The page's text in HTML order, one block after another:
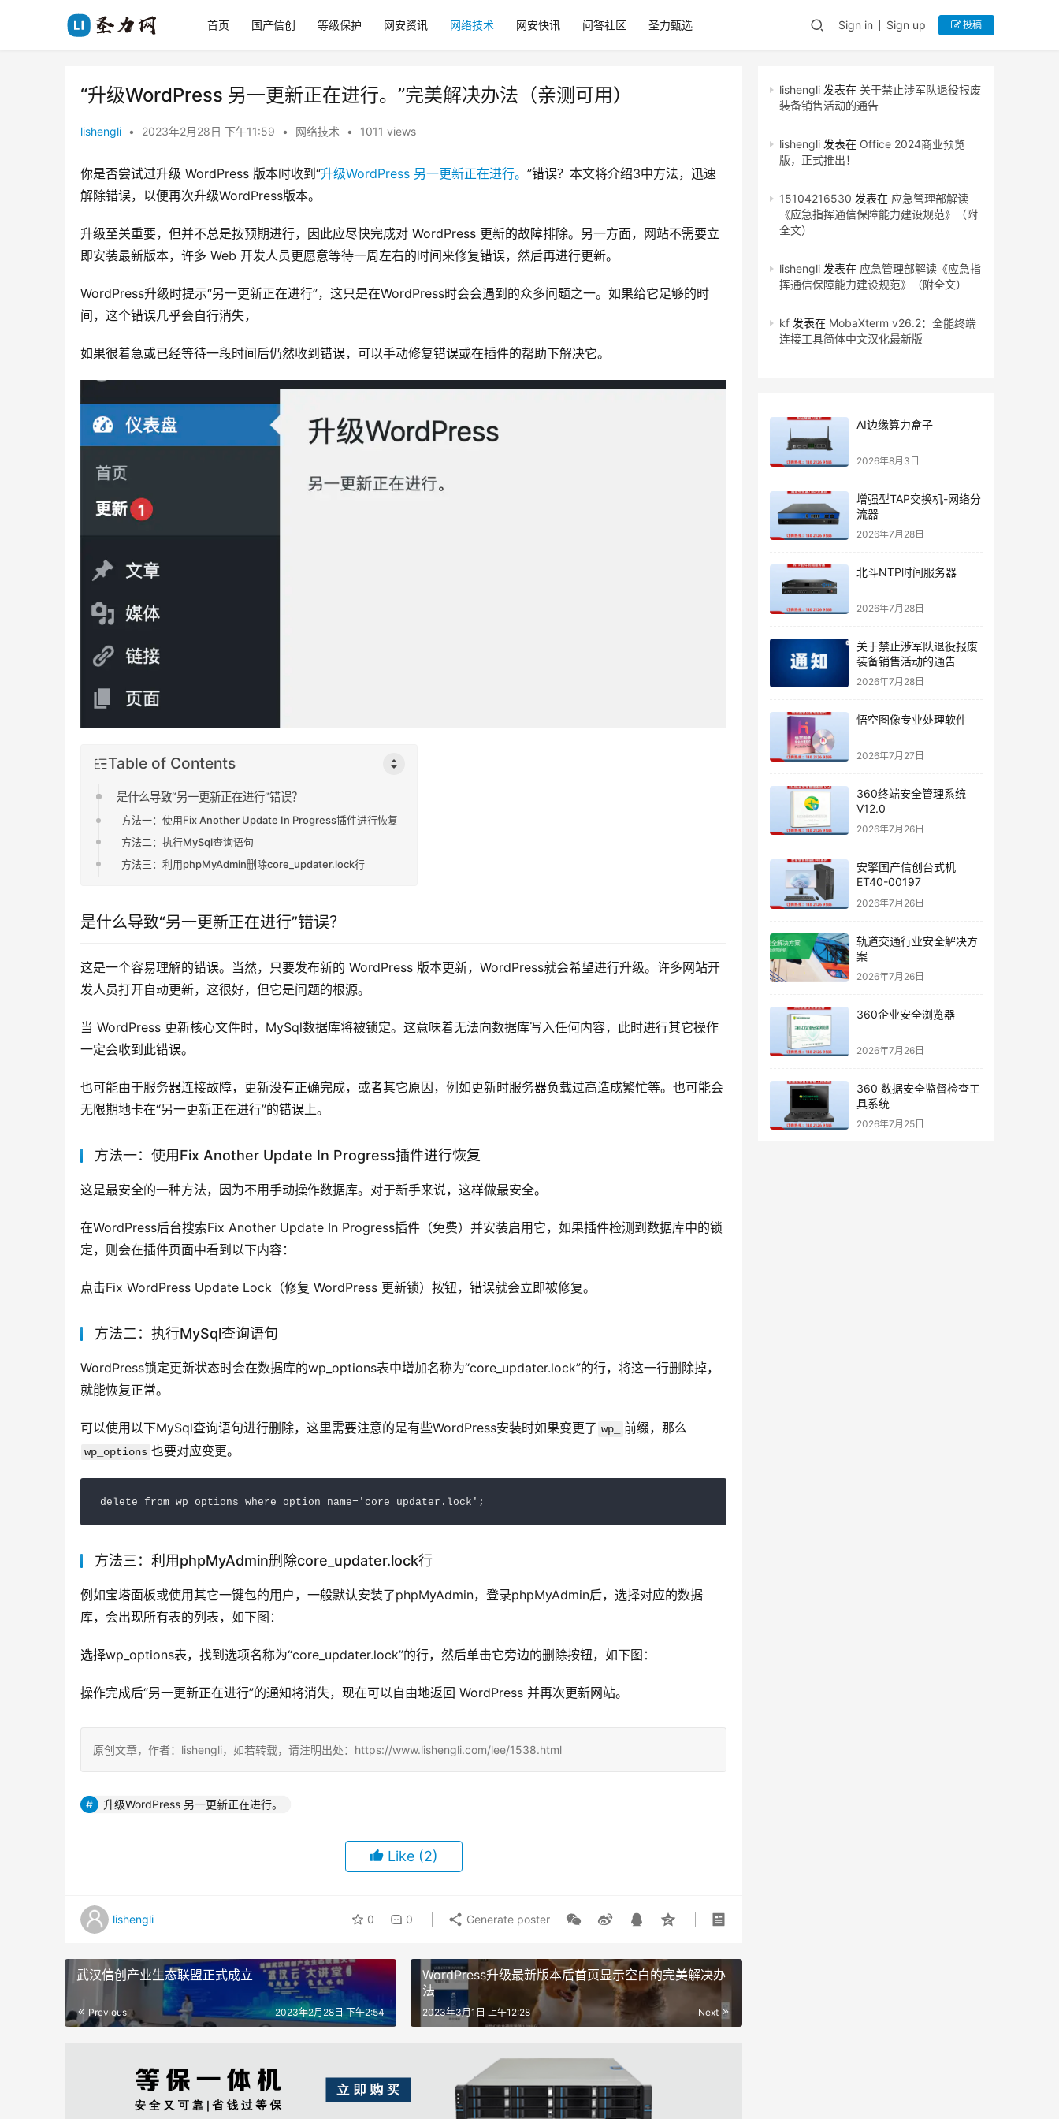
首页 国产信创 等级保护 网安资讯 网络技术 网安快讯 问答社区 圣力甄选 Sign in Sign up 投稿
“升级WordPress 另一更新正在进行。”完美解决办法（亲测可用）
lishengli • 2023年2月28日 下午11:59 • 网络技术 • 1011 views
你是否尝试过升级 WordPress 版本时收到“升级WordPress 另一更新正在进行。 ”错误？本文将介绍3中方法，迅速
解除错误，以便再次升级WordPress版本。
升级至关重要，但并不总是按预期进行，因此应尽快完成对 WordPress 更新的故障排除。另一方面，网站不需要立
即安装最新版本，许多 Web 开发人员更愿意等待一周左右的时间来修复错误，然后再进行更新。
WordPress升级时提示“另一更新正在进行”，这只是在WordPress时会会遇到的众多问题之一。如果给它足够的时
间，这个错误几乎会自行消失，
如果很着急或已经等待一段时间后仍然收到错误，可以手动修复错误或在插件的帮助下解决它。
Table of Contents
是什么导致“另一更新正在进行”错误？
方法一：使用Fix Another Update In Progress插件进行恢复
方法二：执行MySql查询语句
方法三：利用phpMyAdmin删除core_updater.lock行
是什么导致“另一更新正在进行”错误？
这是一个容易理解的错误。当然，只要发布新的 WordPress 版本更新，WordPress就会希望进行升级。许多网站开
发人员打开自动更新，这很好，但它是问题的根源。
当 WordPress 更新核心文件时，MySql数据库将被锁定。这意味着无法向数据库写入任何内容，此时进行其它操作
一定会收到此错误。
也可能由于服务器连接故障，更新没有正确完成，或者其它原因，例如更新时服务器负载过高造成繁忙等。也可能会
无限期地卡在“另一更新正在进行”的错误上。
方法一：使用Fix Another Update In Progress插件进行恢复
这是最安全的一种方法，因为不用手动操作数据库。对于新手来说，这样做最安全。
在WordPress后台搜索Fix Another Update In Progress插件（免费）并安装启用它，如果插件检测到数据库中的锁
定，则会在插件页面中看到以下内容：
点击Fix WordPress Update Lock（修复 WordPress 更新锁）按钮，错误就会立即被修复。
方法二：执行MySql查询语句
WordPress锁定更新状态时会在数据库的wp_options表中增加名称为“core_updater.lock”的行，将这一行删除掉，
就能恢复正常。
可以使用以下MySql查询语句进行删除，这里需要注意的是有些WordPress安装时如果变更了 wp_ 前缀，那么
wp_options 也要对应变更。
delete from wp_options where option_name= 'core_updater.lock' ;
方法三：利用phpMyAdmin删除core_updater.lock行
例如宝塔面板或使用其它一键包的用户，一般默认安装了phpMyAdmin，登录phpMyAdmin后，选择对应的数据
库，会出现所有表的列表，如下图：
选择wp_options表，找到选项名称为“core_updater.lock”的行，然后单击它旁边的删除按钮，如下图：
操作完成后“另一更新正在进行”的通知将消失，现在可以自由地返回 WordPress 并再次更新网站。
原创文章，作者：lishengli，如若转载，请注明出处：https://www.lishengli.com/lee/1538.html
升级WordPress 另一更新正在进行。
Like (2)
lishengli 0 0 Generate poster
武汉信创产业生态联盟正式成立
Previous 2023年2月28日 下午2:54
WordPress升级最新版本后首页显示空白的完美解决办
法
Next
2023年3月1日 上午12:28
lishengli 发表在 关于禁止涉军队退役报废
装备销售活动的通告
lishengli 发表在 Office 2024商业预览
版，正式推出！
15104216530 发表在 应急管理部解读
《应急指挥通信保障能力建设规范》（附
全文）
lishengli 发表在 应急管理部解读《应急指
挥通信保障能力建设规范》（附全文）
kf 发表在 MobaXterm v26.2：全能终端
连接工具简体中文汉化最新版
AI边缘算力盒子
2026年8月3日
增强型TAP交换机-网络分
流器
2026年7月28日
北斗NTP时间服务器
2026年7月28日
关于禁止涉军队退役报废
装备销售活动的通告
2026年7月28日
悟空图像专业处理软件
2026年7月27日
360终端安全管理系统
V12.0
2026年7月26日
安擎国产信创台式机
ET40-00197
2026年7月26日
轨道交通行业安全解决方
案
2026年7月26日
360企业安全浏览器
2026年7月26日
360 数据安全监督检查工
具系统
2026年7月25日